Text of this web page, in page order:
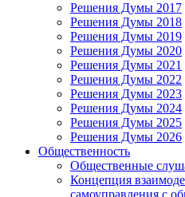
Решения Думы 2017
Решения Думы 2018
Решения Думы 2019
Решения Думы 2020
Решения Думы 2021
Решения Думы 2022
Решения Думы 2023
Решения Думы 2024
Решения Думы 2025
Решения Думы 2026
Общественность
Общественные
Концепция
самоуправления с